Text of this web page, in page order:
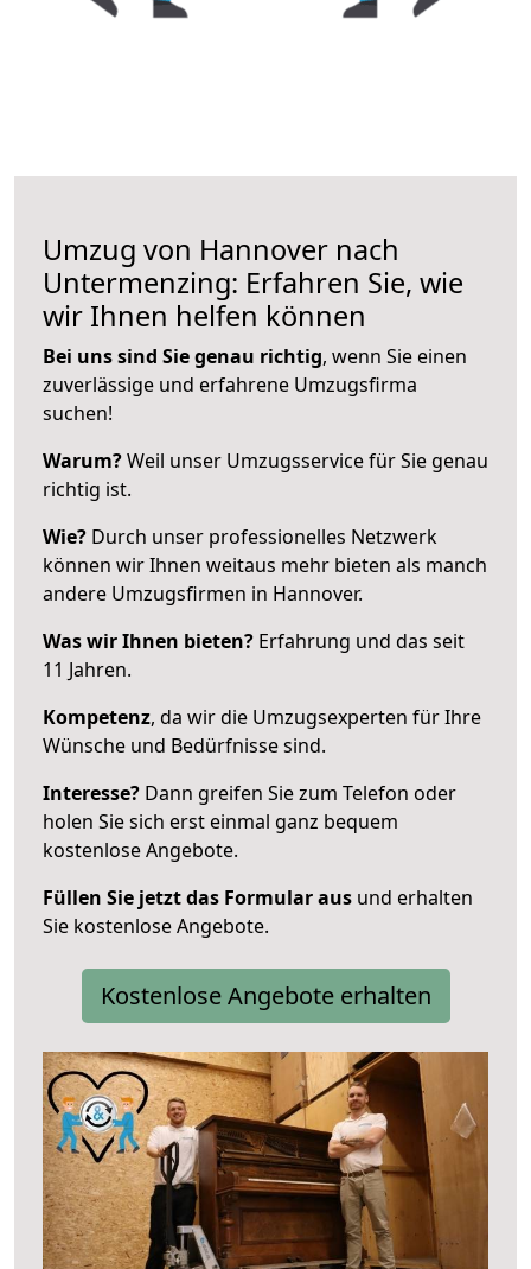
Umzug von Hannover nach
Untermenzing: Erfahren Sie, wie
wir Ihnen helfen können
Bei uns sind Sie genau richtig, wenn Sie einen
zuverlässige und erfahrene Umzugsfirma
suchen!
Warum?Weil unser Umzugsservice für Sie genau
richtig ist.
Wie? Durch unser professionelles Netzwerk
können wir Ihnen weitaus mehr bieten als manch
andere Umzugsfirmen in Hannover.
Was wir Ihnen bieten? Erfahrung und das seit
11 Jahren.
Kompetenz, da wir die Umzugsexperten für Ihre
Wünsche und Bedürfnisse sind.
Interesse? Dann greifen Sie zum Telefon oder
holen Sie sich erst einmal ganz bequem
kostenlose Angebote.
Füllen Sie jetzt das Formular aus und erhalten
Sie kostenlose Angebote.
Kostenlose Angebote erhalten